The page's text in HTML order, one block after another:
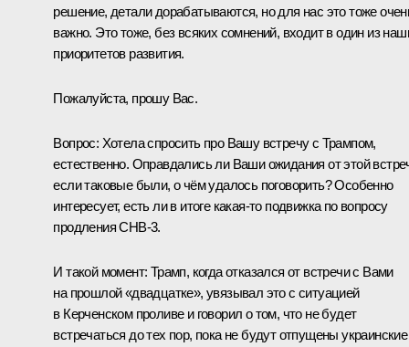
решение, детали дорабатываются, но для нас это тоже
важно. Это тоже, без всяких сомнений, входит в один из
приоритетов развития.
Пожалуйста, прошу Вас.
Вопрос: Хотела спросить про Вашу встречу с Трампом,
естественно. Оправдались ли Ваши ожидания от этой
если таковые были, о чём удалось поговорить? Особенно
интересует, есть ли в итоге какая‑то подвижка по вопросу
продления СНВ‑3.
И такой момент: Трамп, когда отказался от встречи с Вами
на прошлой «двадцатке», увязывал это с ситуацией
в Керченском проливе и говорил о том, что не будет
встречаться до тех пор, пока не будут отпущены украинские